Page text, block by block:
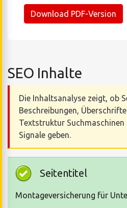
Download PDF-Version
SEO Inhalte
Die Inhaltsanalyse zeigt, ob
Beschreibungen,
Textstruktur Suchmaschinen
Signale geben.
Seitentitel
Montageversicherung für